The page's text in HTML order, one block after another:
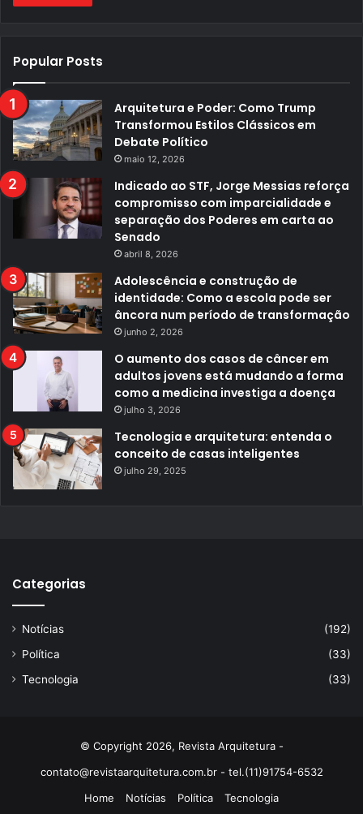
Popular Posts
Arquitetura e Poder: Como Trump
Transformou Estilos Clássicos em
Debate Político
maio 12, 2026
Indicado ao STF, Jorge Messias reforça
compromisso com imparcialidade e
separação dos Poderes em carta ao
Senado
abril 8, 2026
Adolescência e construção de
identidade: Como a escola pode ser
âncora num período de transformação
junho 2, 2026
O aumento dos casos de câncer em
adultos jovens está mudando a forma
como a medicina investiga a doença
julho 3, 2026
Tecnologia e arquitetura: entenda o
conceito de casas inteligentes
julho 29, 2025
Categorias
Notícias
(192)
Política
(33)
Tecnologia
(33)
© Copyright 2026, Revista Arquitetura -
contato@revistaarquitetura.com.br- tel.(11)91754-6532
Home
Notícias Política Tecnologia